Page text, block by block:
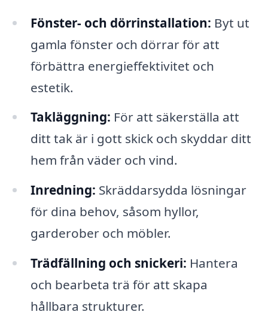
Fönster- och dörrinstallation: Byt ut
gamla fönster och dörrar för att
förbättra energieffektivitet och
estetik.
Takläggning: För att säkerställa att
ditt tak är i gott skick och skyddar ditt
hem från väder och vind.
Inredning: Skräddarsydda lösningar
för dina behov, såsom hyllor,
garderober och möbler.
Trädfällning och snickeri: Hantera
och bearbeta trä för att skapa
hållbara strukturer.